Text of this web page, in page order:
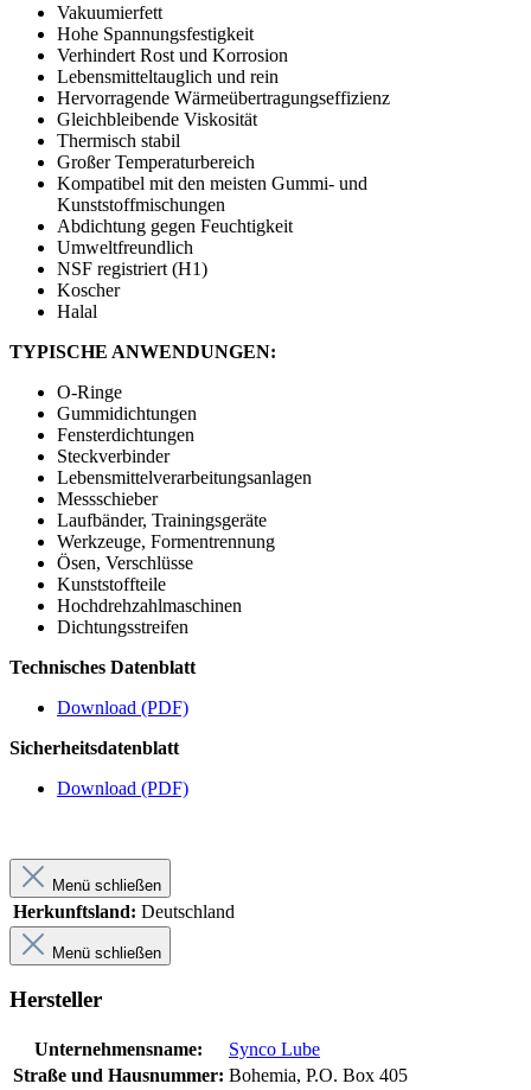
Vakuumierfett
Hohe Spannungsfestigkeit
Verhindert Rost und Korrosion
Lebensmitteltauglich und rein
Hervorragende Wärmeübertragungseffizienz
Gleichbleibende Viskosität
Thermisch stabil
Großer Temperaturbereich
Kompatibel mit den meisten Gummi- und
Kunststoffmischungen
Abdichtung gegen Feuchtigkeit
Umweltfreundlich
NSF registriert (H1)
Koscher
Halal
TYPISCHE ANWENDUNGEN:
O-Ringe
Gummidichtungen
Fensterdichtungen
Steckverbinder
Lebensmittelverarbeitungsanlagen
Messschieber
Laufbänder, Trainingsgeräte
Werkzeuge, Formentrennung
Ösen, Verschlüsse
Kunststoffteile
Hochdrehzahlmaschinen
Dichtungsstreifen
Technisches Datenblatt
Download (PDF)
Sicherheitsdatenblatt
Download (PDF)
Menü schließen
Herkunftsland: Deutschland
Menü schließen
Hersteller
Unternehmensname:
Synco Lube
Straße und Hausnummer: Bohemia, P.O. Box 405